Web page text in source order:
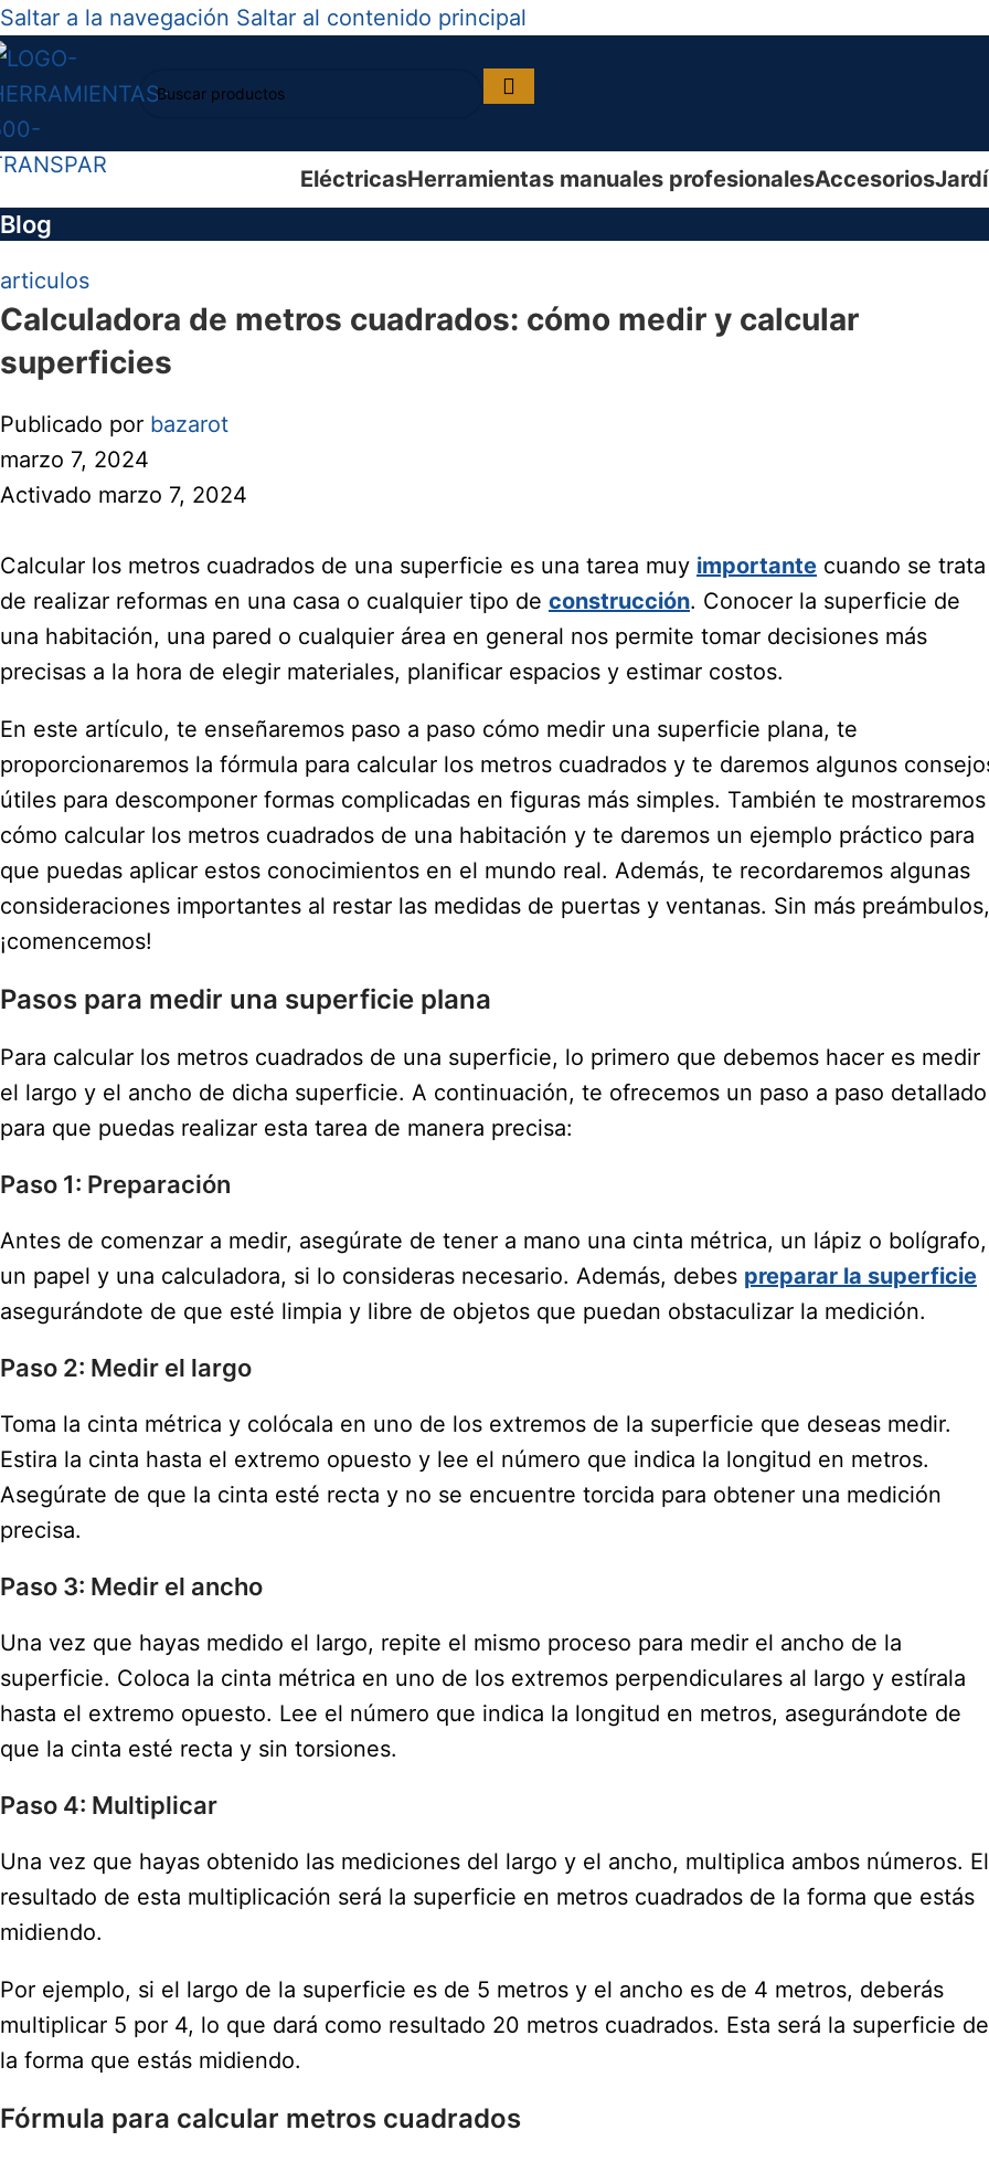
Saltar a la navegación Saltar al contenido principal
EléctricasHerramientas manuales profesionalesAccesorios
Blog
articulos
Calculadora de metros cuadrados: cómo medir y calcular
superficies
Publicado por bazarot
marzo 7, 2024
Activado marzo 7, 2024
Calcular los metros cuadrados de una superficie es una tarea muy importante cuando se trata
de realizar reformas en una casa o cualquier tipo de construcción. Conocer la superficie de
una habitación, una pared o cualquier área en general nos permite tomar decisiones más
precisas a la hora de elegir materiales, planificar espacios y estimar costos.
En este artículo, te enseñaremos paso a paso cómo medir una superficie plana, te
proporcionaremos la fórmula para calcular los metros cuadrados y te daremos algunos
útiles para descomponer formas complicadas en figuras más simples. También te mostraremos
cómo calcular los metros cuadrados de una habitación y te daremos un ejemplo práctico para
que puedas aplicar estos conocimientos en el mundo real. Además, te recordaremos algunas
consideraciones importantes al restar las medidas de puertas y ventanas. Sin más preámbulos,
¡comencemos!
Pasos para medir una superficie plana
Para calcular los metros cuadrados de una superficie, lo primero que debemos hacer es medir
el largo y el ancho de dicha superficie. A continuación, te ofrecemos un paso a paso detallado
para que puedas realizar esta tarea de manera precisa:
Paso 1: Preparación
Antes de comenzar a medir, asegúrate de tener a mano una cinta métrica, un lápiz o bolígrafo,
un papel y una calculadora, si lo consideras necesario. Además, debes preparar la superficie
asegurándote de que esté limpia y libre de objetos que puedan obstaculizar la medición.
Paso 2: Medir el largo
Toma la cinta métrica y colócala en uno de los extremos de la superficie que deseas medir.
Estira la cinta hasta el extremo opuesto y lee el número que indica la longitud en metros.
Asegúrate de que la cinta esté recta y no se encuentre torcida para obtener una medición
precisa.
Paso 3: Medir el ancho
Una vez que hayas medido el largo, repite el mismo proceso para medir el ancho de la
superficie. Coloca la cinta métrica en uno de los extremos perpendiculares al largo y estírala
hasta el extremo opuesto. Lee el número que indica la longitud en metros, asegurándote de
que la cinta esté recta y sin torsiones.
Paso 4: Multiplicar
Una vez que hayas obtenido las mediciones del largo y el ancho, multiplica ambos números. El
resultado de esta multiplicación será la superficie en metros cuadrados de la forma que estás
midiendo.
Por ejemplo, si el largo de la superficie es de 5 metros y el ancho es de 4 metros, deberás
multiplicar 5 por 4, lo que dará como resultado 20 metros cuadrados. Esta será la superficie de
la forma que estás midiendo.
Fórmula para calcular metros cuadrados